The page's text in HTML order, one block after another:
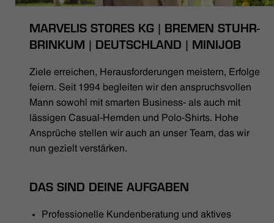
STELLENANGEBOTE
NACHHALTIGKEIT
MARVELIS STORES KG | BREMEN STUHR-
BRINKUM | DEUTSCHLAND | MINIJOB
Ziele erreichen, Herausforderungen meistern, Erfolge
feiern. Seit 1994 begleiten wir den anspruchsvollen
Mann sowohl mit smarten Business- als auch mit
lässigen Casual-Hemden und Polo-Shirts. Hohe
Ansprüche stellen wir auch an unser Team, das wir
nun gezielt verstärken.
DAS SIND DEINE AUFGABEN
Professionelle Kundenberatung und aktives